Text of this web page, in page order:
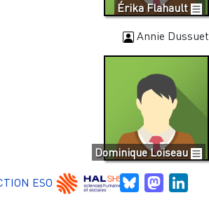
Érika Flahault
Annie Dussuet
Dominique Loiseau
ESO Bluesky